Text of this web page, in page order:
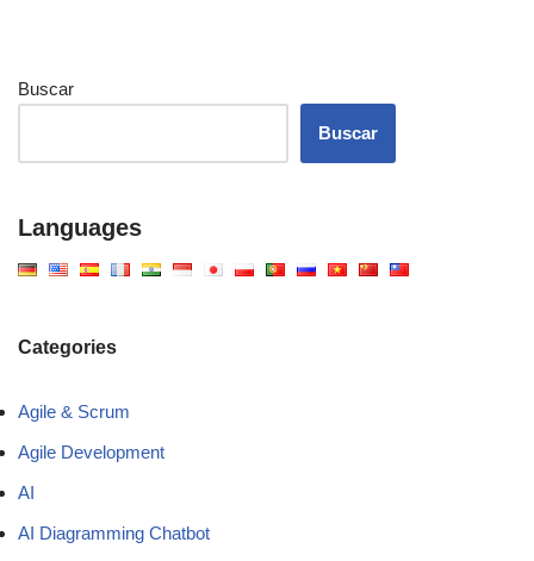
Buscar
Buscar
Languages
Categories
Agile & Scrum
Agile Development
AI
AI Diagramming Chatbot